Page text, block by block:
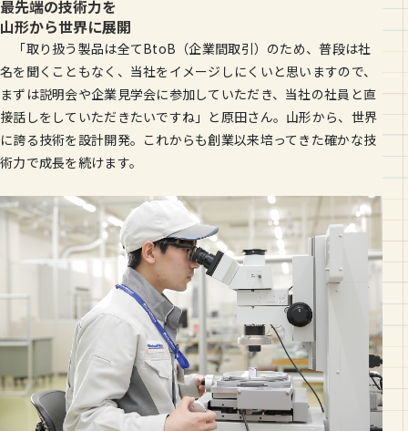
最先端の技術力を
山形から世界に展開
「取り扱う製品は全てBtoB（企業間取引）のため、普段は社
名を聞くこともなく、当社をイメージしにくいと思いますので、
まずは説明会や企業見学会に参加していただき、当社の社員と直
接話しをしていただきたいですね」と原田さん。山形から、世界
に誇る技術を設計開発。これからも創業以来培ってきた確かな技
術力で成長を続けます。